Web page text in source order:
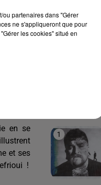
de ses
en se
et ses
!
1
ou partenaires dans "Gérer
ne s'appliqueront que pour
les cookies" situé en